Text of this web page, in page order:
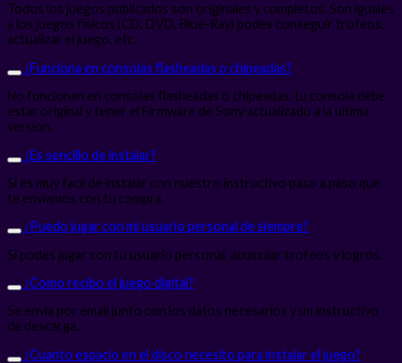
Todos los juegos publicados son originales y completos. Son iguales
a los juegos físicos (CD, DVD, Blue-Ray) podes conseguir trofeos,
actualizar el juego, etc.
¿Funciona en consolas flasheadas o chipeadas?
No funcionan en consolas flasheadas o chipeadas, tu consola debe
estar original y tener el Firmware de Sony actualizado a la ultima
version.
¿Es sencillo de instalar?
Si es muy facil de instalar con nuestro instructivo paso a paso que
te enviamos con tu compra.
¿Puedo jugar con mi usuario personal de siempre?
Si podes jugar con tu usuario personal, acumular trofeos y logros.
¿Como recibo el juego digital?
Se envia por email junto con los datos necesarios y un instructivo
de descarga.
¿Cuanto espacio en el disco necesito para instalar el juego?